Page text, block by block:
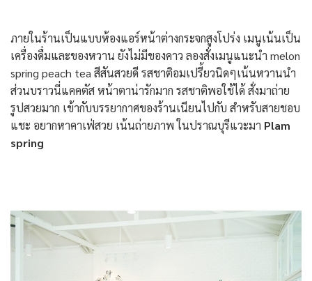
ภายในร้านเป็นแบบห้องแอร์หน้าต่างกระจกสูงโปร่ง เมนูเน้นเป็น
เครื่องดื่มและของหวาน ยังไม่มีของคาว ลองสั่งเมนูแนะนำ melon
spring peach tea สีสันสวยดี รสชาติอมเปรี้ยวนิดๆเน้นหวานนำ
ส่วนบราวนี่แคคตัส หน้าตาน่ารักมาก รสชาติพอใช้ได้ สั่งมาถ่าย
รูปสวยมาก เข้ากับบรรยากาศของร้านเนียนไปกับ สำหรับสายชอบ
แชะ อยากหาคาเฟ่สวย เน้นถ่ายภาพ ในปราณบุรีแวะมา Plam
spring